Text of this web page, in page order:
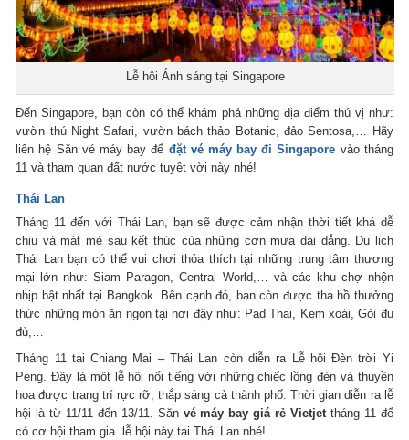
Lễ hội Ánh sáng tại Singapore
Đến Singapore, bạn còn có thể khám phá những địa điểm thú vị như:
vườn thú Night Safari, vườn bách thảo Botanic, đảo Sentosa,… Hãy
liên hệ Săn vé máy bay để đặt vé máy bay đi Singapore vào tháng
11 và tham quan đất nước tuyệt vời này nhé!
Thái Lan
Tháng 11 đến với Thái Lan, bạn sẽ được cảm nhận thời tiết khá dễ
chịu và mát mẻ sau kết thúc của những cơn mưa dai dẳng. Du lịch
Thái Lan bạn có thể vui chơi thỏa thích tại những trung tâm thương
mại lớn như: Siam Paragon, Central World,… và các khu chợ nhộn
nhịp bật nhất tại Bangkok. Bên cạnh đó, bạn còn được tha hồ thưởng
thức những món ăn ngon tại nơi đây như: Pad Thai, Kem xoài, Gỏi đu
đủ,…
Tháng 11 tại Chiang Mai – Thái Lan còn diễn ra Lễ hội Đèn trời Yi
Peng. Đây là một lễ hội nổi tiếng với những chiếc lồng đèn và thuyền
hoa được trang trí rực rỡ, thắp sáng cả thành phố. Thời gian diễn ra lễ
hội là từ 11/11 đến 13/11. Săn vé máy bay giá rẻ Vietjettháng 11 để
có cơ hội tham gia lễ hội này tại Thái Lan nhé!